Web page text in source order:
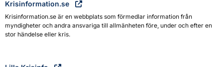
Krisinformation.se
Krisinformation.se är en webbplats som förmedlar information från
myndigheter och andra ansvariga till allmänheten före, under och efter en
stor händelse eller kris.